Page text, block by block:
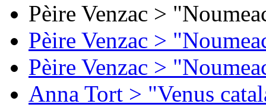
Pèire Venzac >
Pèire Venzac >
Pèire Venzac >
Anna Tort > "Venus